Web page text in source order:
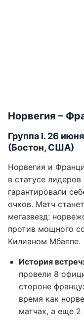
Норвегия –
Группа І. 26
(Бостон, США)
Норвегия и
в статусе
гарантировали
очков. Матч
мегазвезд:
против мощного
Килианом Мбаппе.
История встреч:
провели 8
стороне
время как
матчах, а еще